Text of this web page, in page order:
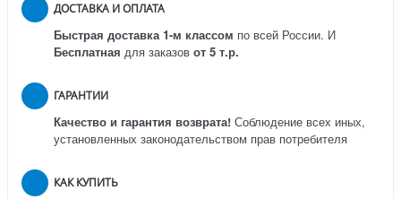
ДОСТАВКА И ОПЛАТА
Быстрая доставка 1-м классом по всей России. И
Бесплатная для заказов от 5 т.р.
ГАРАНТИИ
Качество и гарантия возврата! Соблюдение всех иных,
установленных законодательством прав потребителя
КАК КУПИТЬ